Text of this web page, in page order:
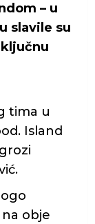
– u
slavile su
tima u
Island
obje